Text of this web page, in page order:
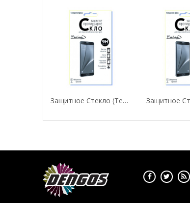
Защитное Стекло (Tempered Glass) "FINE LINE"...